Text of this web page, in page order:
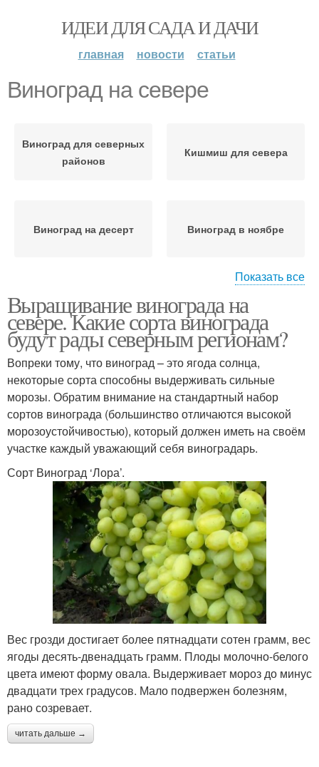
ИДЕИ ДЛЯ САДА И ДАЧИ
главная новости статьи
Виноград на севере
Виноград для северных
районов
Кишмиш для севера
Виноград на десерт Виноград в ноябре
холодного климата
регионов
Виноград в
архангельской области
Виноград в
новгородской области
Виноград для северных
Винный виноград Виноград для вина
Виноград для белого
вина
Виноград для красного
Виноград для сухого
вина
Виноград для
десертного вина
Показать все
Выращивание винограда на
севере. Какие сорта винограда
будут рады северным регионам?
Вопреки тому, что виноград – это ягода солнца,
некоторые сорта способны выдерживать сильные
морозы. Обратим внимание на стандартный набор
сортов винограда (большинство отличаются высокой
морозоустойчивостью), который должен иметь на своём
участке каждый уважающий себя виноградарь.
Сорт Виноград ‘Лора’.
Вес грозди достигает более пятнадцати сотен грамм, вес
ягоды десять-двенадцать грамм. Плоды молочно-белого
цвета имеют форму овала. Выдерживает мороз до минус
двадцати трех градусов. Мало подвержен болезням,
рано созревает.
читать дальше →